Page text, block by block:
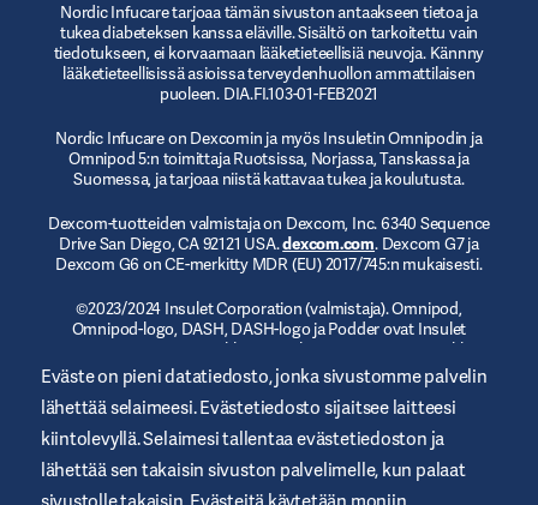
Nordic Infucare tarjoaa tämän sivuston antaakseen tietoa ja
tukea diabeteksen kanssa eläville. Sisältö on tarkoitettu vain
tiedotukseen, ei korvaamaan lääketieteellisiä neuvoja. Kännny
lääketieteellisissä asioissa terveydenhuollon ammattilaisen
puoleen. DIA.FI.103-01-FEB2021
Nordic Infucare on Dexcomin ja myös Insuletin Omnipodin ja
Omnipod 5:n toimittaja Ruotsissa, Norjassa, Tanskassa ja
Suomessa, ja tarjoaa niistä kattavaa tukea ja koulutusta.
Dexcom-tuotteiden valmistaja on Dexcom, Inc. 6340 Sequence
Drive San Diego, CA 92121 USA.dexcom.com. Dexcom G7 ja
Dexcom G6 on CE-merkitty MDR (EU) 2017/745:n mukaisesti.
©2023/2024 Insulet Corporation (valmistaja). Omnipod,
Omnipod-logo, DASH, DASH-logo ja Podder ovat Insulet
Corporationin tavaramerkkejä tai rekisteröityjä tavaramerkkejä
Yhdysvalloissa tai muilla lainkäyttöalueilla.myomnipod.com.
Omnipod DASH ja Omnipod 5 on CE-merkitty MDR (EU)
2017/745:n mukaisesti.
Eväste on pieni datatiedosto, jonka sivustomme palvelin
lähettää selaimeesi. Evästetiedosto sijaitsee laitteesi
kiintolevyllä. Selaimesi tallentaa evästetiedoston ja
lähettää sen takaisin sivuston palvelimelle, kun palaat